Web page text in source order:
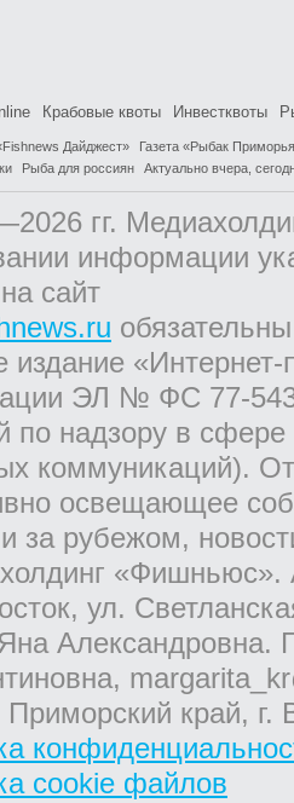
Крабовые квоты Инвестквоты
Дайджест»
Газета «Рыбак
Рыба для россиян Актуально вчера,
гг.
информации
сайт
издание
ЭЛ № ФС 77-
по надзору в
коммуникаций).
освещающее
за рубежом,
«Фишньюс».
ул.
Александровна.
Приморский край,
cookie файлов